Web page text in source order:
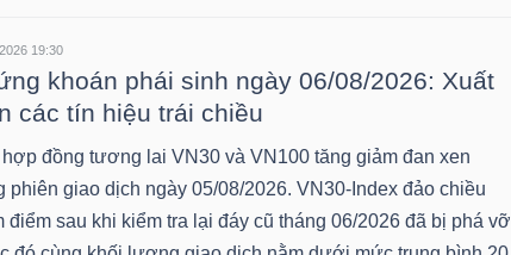
19:30
khoán phái sinh ngày 06/08/2026: Xuất
các tín hiệu trái chiều
đồng tương lai VN30 và VN100 tăng giảm đan xen
phiên giao dịch ngày 05/08/2026. VN30-Index đảo chiều
điểm sau khi kiểm tra lại đáy cũ tháng 06/2026 đã bị phá vỡ